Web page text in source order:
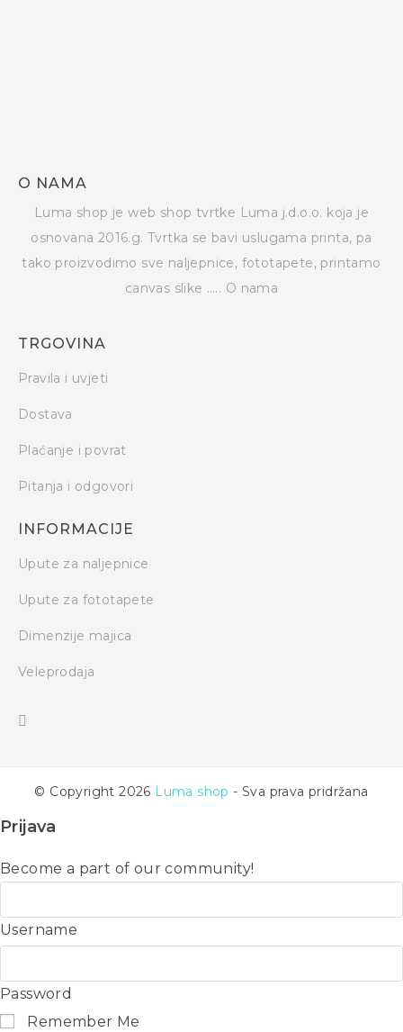
O NAMA
Luma shop je web shop tvrtke Luma j.d.o.o. koja je
osnovana 2016.g. Tvrtka se bavi uslugama printa, pa
tako proizvodimo sve naljepnice, fototapete, printamo
canvas slike ….. O nama
TRGOVINA
Pravila i uvjeti
Dostava
Plaćanje i povrat
Pitanja i odgovori
INFORMACIJE
Upute za naljepnice
Upute za fototapete
Dimenzije majica
Veleprodaja
© Copyright 2026 Luma shop - Sva prava pridržana
Prijava
Become a part of our community!
Username
Password
Remember Me